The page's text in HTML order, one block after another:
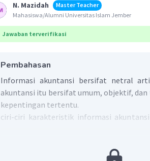
N. Mazidah
Master Teacher
Mahasiswa/Alumni Universitas Islam Jember
Jawaban terverifikasi
Pembahasan
Informasi akuntansi bersifat netral​
akuntansi itu bersifat umum, objektif, dan
kepentingan tertentu.
ciri-ciri karakteristik informasi